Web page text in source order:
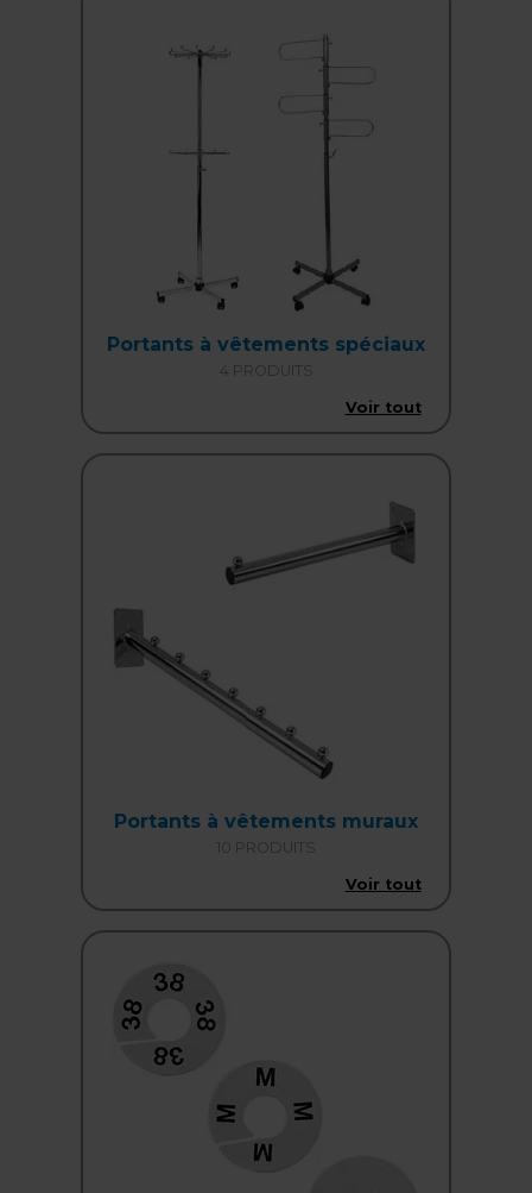
Portants à vêtements spéciaux
4 PRODUITS
Voir tout
Portants à vêtements muraux
10 PRODUITS
Voir tout